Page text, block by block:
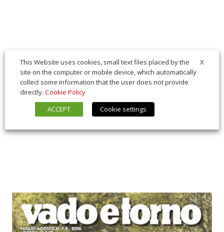
X
This Website uses cookies, small text files placed by the
site on the computer or mobile device, which automatically
collect some information that the user does not provide
directly. Cookie Policy
ACCEPT
Cookie settings